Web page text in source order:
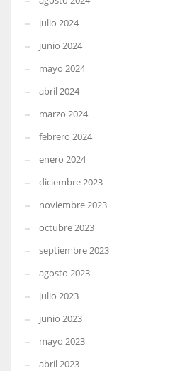
julio 2024
junio 2024
mayo 2024
abril 2024
marzo 2024
febrero 2024
enero 2024
diciembre 2023
noviembre 2023
octubre 2023
septiembre 2023
agosto 2023
julio 2023
junio 2023
mayo 2023
abril 2023